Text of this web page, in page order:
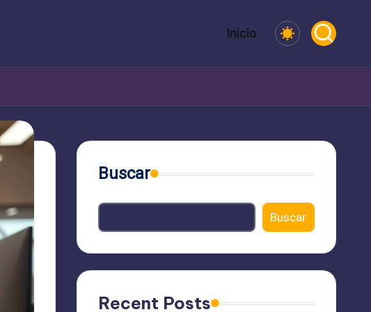
Inicio
Buscar
Buscar
Recent Posts